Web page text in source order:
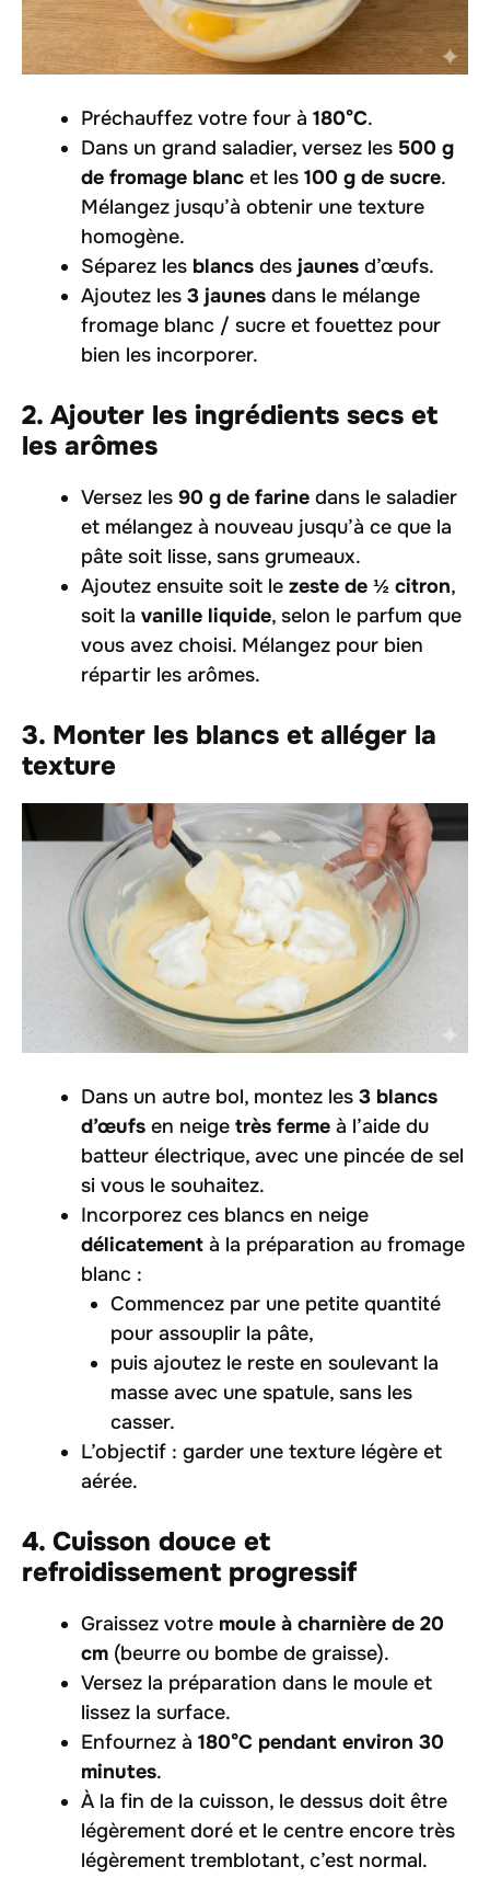
Préchauffez votre four à 180°C.
Dans un grand saladier, versez les 500 g
de fromage blanc et les 100 g de sucre.
Mélangez jusqu’à obtenir une texture
homogène.
Séparez les blancs des jaunes d’œufs.
Ajoutez les 3 jaunes dans le mélange
fromage blanc / sucre et fouettez pour
bien les incorporer.
2. Ajouter les ingrédients secs et
les arômes
Versez les 90 g de farine dans le saladier
et mélangez à nouveau jusqu’à ce que la
pâte soit lisse, sans grumeaux.
Ajoutez ensuite soit le zeste de ½ citron,
soit la vanille liquide, selon le parfum que
vous avez choisi. Mélangez pour bien
répartir les arômes.
3. Monter les blancs et alléger la
texture
Dans un autre bol, montez les 3 blancs
d’œufs en neige très ferme à l’aide du
batteur électrique, avec une pincée de sel
si vous le souhaitez.
Incorporez ces blancs en neige
délicatement à la préparation au fromage
blanc :
Commencez par une petite quantité
pour assouplir la pâte,
puis ajoutez le reste en soulevant la
masse avec une spatule, sans les
casser.
L’objectif : garder une texture légère et
aérée.
4. Cuisson douce et
refroidissement progressif
Graissez votre moule à charnière de 20
cm (beurre ou bombe de graisse).
Versez la préparation dans le moule et
lissez la surface.
Enfournez à 180°C pendant environ 30
minutes.
À la fin de la cuisson, le dessus doit être
légèrement doré et le centre encore très
légèrement tremblotant, c’est normal.